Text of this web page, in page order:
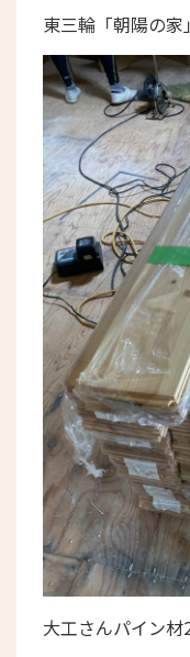
東三輪「朝陽の家」
大工さんパイン材